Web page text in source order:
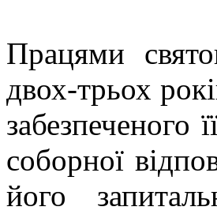
Працями
двох-трьох
забезпеченого
соборної
його